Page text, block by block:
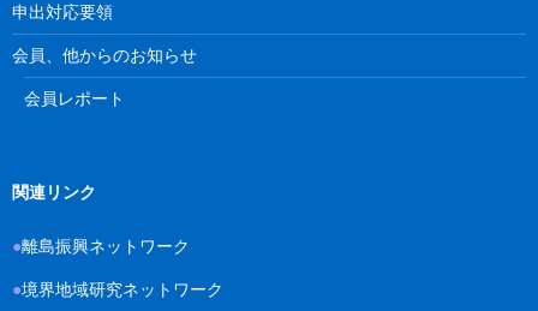
申出対応要領
会員、他からのお知らせ
会員レポート
関連リンク
●離島振興ネットワーク
●境界地域研究ネットワーク